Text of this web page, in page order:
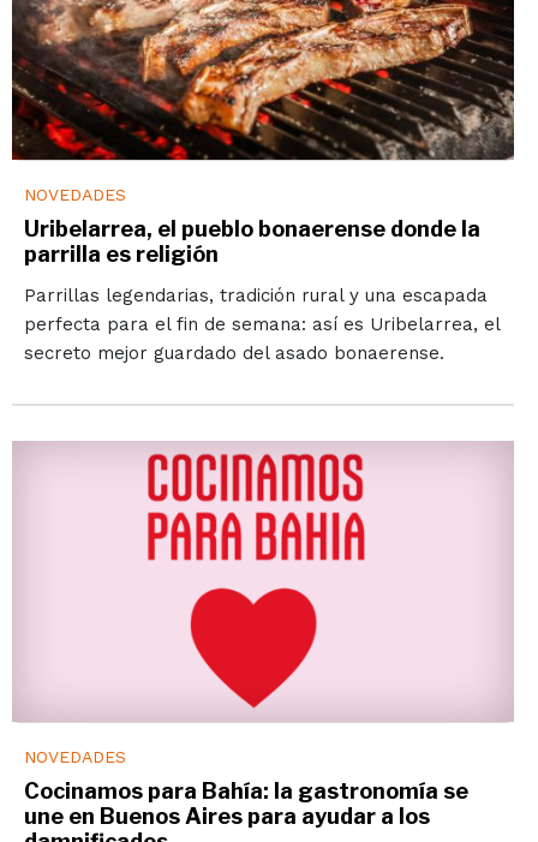
NOVEDADES
Uribelarrea, el pueblo bonaerense donde la
parrilla es religión
Parrillas legendarias, tradición rural y una escapada
perfecta para el fin de semana: así es Uribelarrea, el
secreto mejor guardado del asado bonaerense.
NOVEDADES
Cocinamos para Bahía: la gastronomía se
une en Buenos Aires para ayudar a los